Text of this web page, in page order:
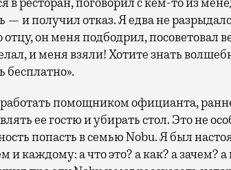
— и получил отказ. Я едва не
отцу, он меня подбодрил, посоветовал
и меня взяли! Хотите знать
бесплатно».
помощником официанта,
ее гостю и убирать стол. Это не
попасть в семью Nobu. Я был
и каждому: а что это? а как? а зачем?